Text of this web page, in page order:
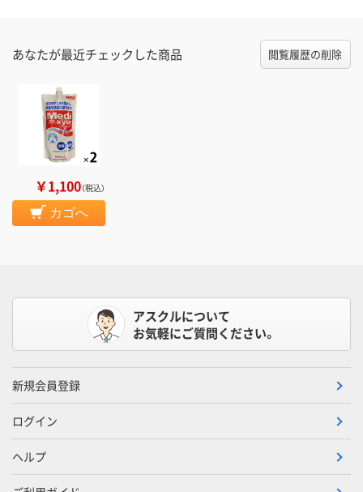
あなたが最近チェックした商品 閲覧履歴の削除
￥1,100（税込）
カゴへ
アスクルについて
お気軽にご質問ください。
新規会員登録
ログイン
ヘルプ